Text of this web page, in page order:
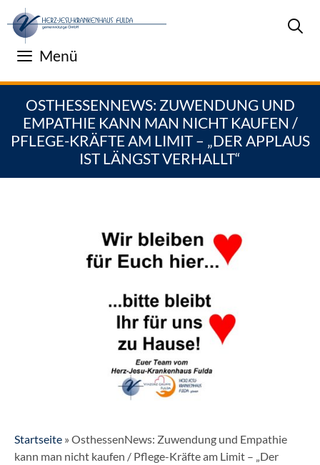
Inhalt
springen
Menü
OSTHESSENNEWS: ZUWENDUNG UND
EMPATHIE KANN MAN NICHT KAUFEN /
PFLEGE-KRÄFTE AM LIMIT – „DER APPLAUS
IST LÄNGST VERHALLT“
Startseite » OsthessenNews: Zuwendung und Empathie
kann man nicht kaufen / Pflege-Kräfte am Limit – „Der